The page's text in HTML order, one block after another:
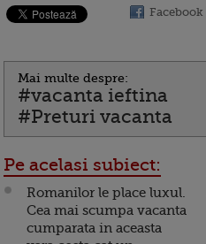
Facebook
Mai multe despre:
#vacanta ieftina
#Preturi vacanta
Pe acelasi subiect:
Romanilor le place luxul.
Cea mai scumpa vacanta
cumparata in aceasta